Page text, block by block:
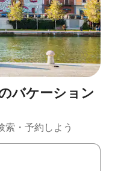
バケーション
・予約しよう
キーを使って移動するか